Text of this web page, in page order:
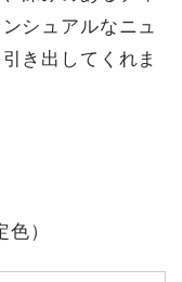
シュアルなニュ
き出してくれま
）